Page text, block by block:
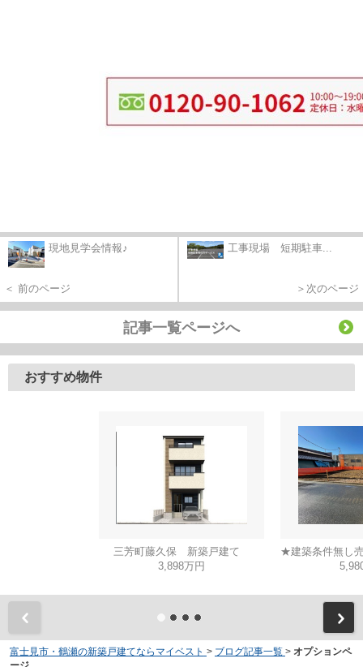
現地見学会情報♪
＜ 前のページ
工事現場 短期駐車...
＞次のページ
記事一覧ページへ
おすすめ物件
三芳町藤久保 新築戸建て
3,898万円
富士見市・鶴瀬の新築戸建てならマイベスト > ブログ記事一覧 > オプションペ